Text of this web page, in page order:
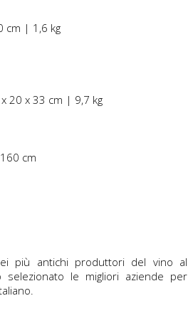
cm | 1,6 kg
20 x 33 cm | 9,7 kg
cm
più antichi produttori del vino al
selezionato le migliori aziende per